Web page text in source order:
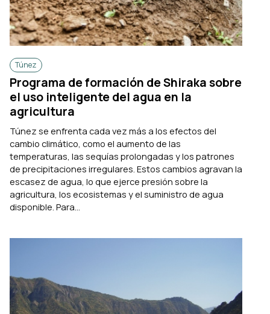
Túnez
Programa de formación de Shiraka sobre
el uso inteligente del agua en la
agricultura
Túnez se enfrenta cada vez más a los efectos del
cambio climático, como el aumento de las
temperaturas, las sequías prolongadas y los patrones
de precipitaciones irregulares. Estos cambios agravan la
escasez de agua, lo que ejerce presión sobre la
agricultura, los ecosistemas y el suministro de agua
disponible. Para...